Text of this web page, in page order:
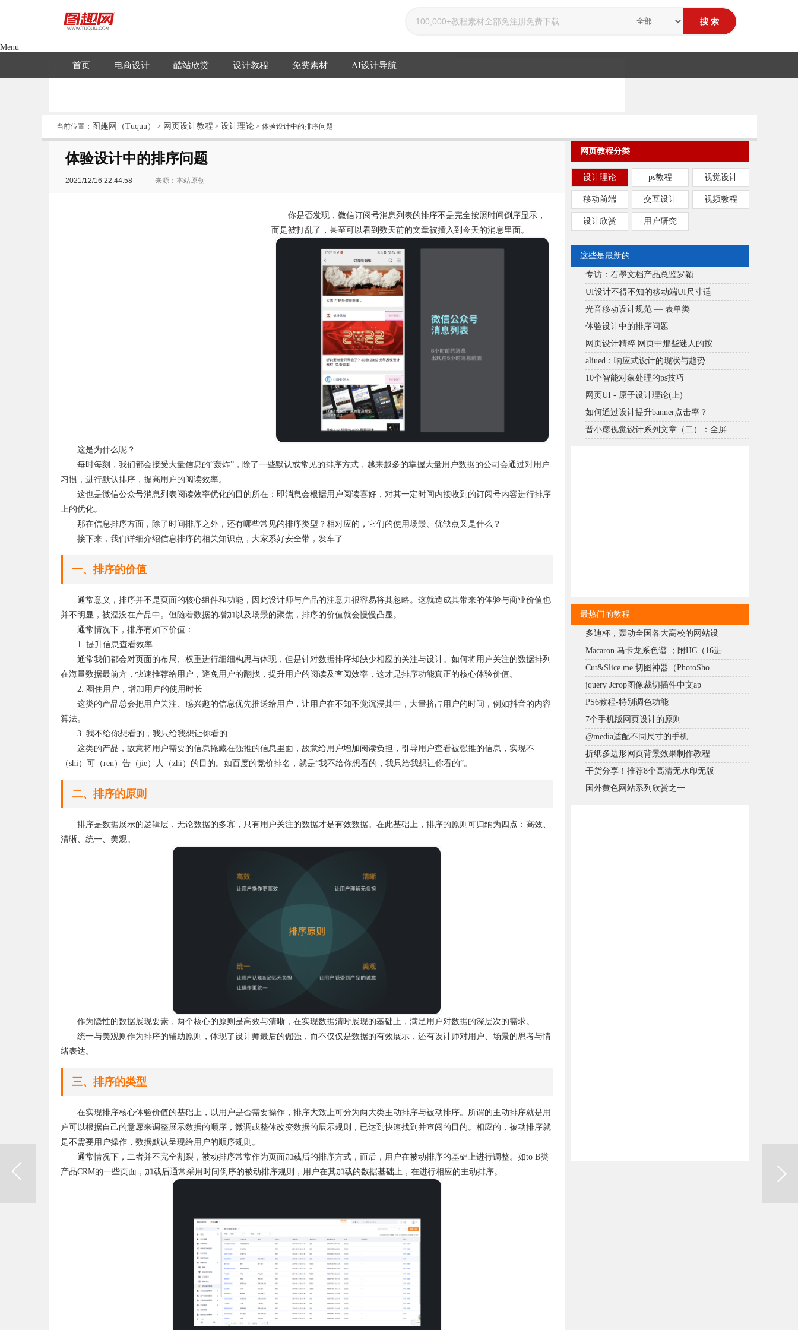
Menu
首页 电商设计 酷站欣赏 设计教程 免费素材 AI设计导航
当前位置： 图趣网（Tuquu） > 网页设计教程 > 设计理论> 体验设计中的排序问题
体验设计中的排序问题
2021/12/16 22:44:58 来源：本站原创
你是否发现，微信订阅号消息列表的排序不是完全按照时间倒序显示，
而是被打乱了，甚至可以看到数天前的文章被插入到今天的消息里面。
这是为什么呢？
每时每刻，我们都会接受大量信息的“轰炸”，除了一些默认或常见的排序方式，越来越多的掌握大量用户数据的公司会通过对用户
习惯，进行默认排序，提高用户的阅读效率。
这也是微信公众号消息列表阅读效率优化的目的所在：即消息会根据用户阅读喜好，对其一定时间内接收到的订阅号内容进行排序
上的优化。
那在信息排序方面，除了时间排序之外，还有哪些常见的排序类型？相对应的，它们的使用场景、优缺点又是什么？
接下来，我们详细介绍信息排序的相关知识点，大家系好安全带，发车了……
一、排序的价值
通常意义，排序并不是页面的核心组件和功能，因此设计师与产品的注意力很容易将其忽略。这就造成其带来的体验与商业价值也
并不明显，被湮没在产品中。但随着数据的增加以及场景的聚焦，排序的价值就会慢慢凸显。
通常情况下，排序有如下价值：
1. 提升信息查看效率
通常我们都会对页面的布局、权重进行细细构思与体现，但是针对数据排序却缺少相应的关注与设计。如何将用户关注的数据排列
在海量数据最前方，快速推荐给用户，避免用户的翻找，提升用户的阅读及查阅效率，这才是排序功能真正的核心体验价值。
2. 圈住用户，增加用户的使用时长
这类的产品总会把用户关注、感兴趣的信息优先推送给用户，让用户在不知不觉沉浸其中，大量挤占用户的时间，例如抖音的内容
算法。
3. 我不给你想看的，我只给我想让你看的
这类的产品，故意将用户需要的信息掩藏在强推的信息里面，故意给用户增加阅读负担，引导用户查看被强推的信息，实现不
（shi）可（ren）告（jie）人（zhi）的目的。如百度的竞价排名，就是“我不给你想看的，我只给我想让你看的”。
二、排序的原则
排序是数据展示的逻辑层，无论数据的多寡，只有用户关注的数据才是有效数据。在此基础上，排序的原则可归纳为四点：高效、
清晰、统一、美观。
作为隐性的数据展现要素，两个核心的原则是高效与清晰，在实现数据清晰展现的基础上，满足用户对数据的深层次的需求。
统一与美观则作为排序的辅助原则，体现了设计师最后的倔强，而不仅仅是数据的有效展示，还有设计师对用户、场景的思考与情
绪表达。
三、排序的类型
在实现排序核心体验价值的基础上，以用户是否需要操作，排序大致上可分为两大类主动排序与被动排序。所谓的主动排序就是用
户可以根据自己的意愿来调整展示数据的顺序，微调或整体改变数据的展示规则，已达到快速找到并查阅的目的。相应的，被动排序就
是不需要用户操作，数据默认呈现给用户的顺序规则。
通常情况下，二者并不完全割裂，被动排序常常作为页面加载后的排序方式，而后，用户在被动排序的基础上进行调整。如to B类
产品CRM的一些页面，加载后通常采用时间倒序的被动排序规则，用户在其加载的数据基础上，在进行相应的主动排序。
网页教程分类
设计理论 ps教程 视觉设计
移动前端 交互设计 视频教程
设计欣赏 用户研究
这些是最新的
专访：石墨文档产品总监罗颖
UI设计不得不知的移动端UI尺寸适
光音移动设计规范 — 表单类
体验设计中的排序问题
网页设计精粹 网页中那些迷人的按
aliued：响应式设计的现状与趋势
10个智能对象处理的ps技巧
网页UI - 原子设计理论(上)
如何通过设计提升banner点击率？
晋小彦视觉设计系列文章（二）：全屏
最热门的教程
多迪杯，轰动全国各大高校的网站设
Macaron 马卡龙系色谱 ；附HC（16进
Cut&Slice me 切图神器（PhotoSho
jquery Jcrop图像裁切插件中文ap
PS6教程-特别调色功能
7个手机版网页设计的原则
@media适配不同尺寸的手机
折纸多边形网页背景效果制作教程
干货分享！推荐8个高清无水印无版
国外黄色网站系列欣赏之一